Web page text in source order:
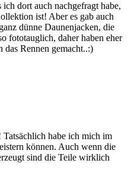
dort auch nachgefragt habe,
ist! Aber es gab auch
dünne Daunenjacken, die
fototauglich, daher haben eher
Rennen gemacht..:)
habe ich mich im
können. Auch wenn die
sind die Teile wirklich